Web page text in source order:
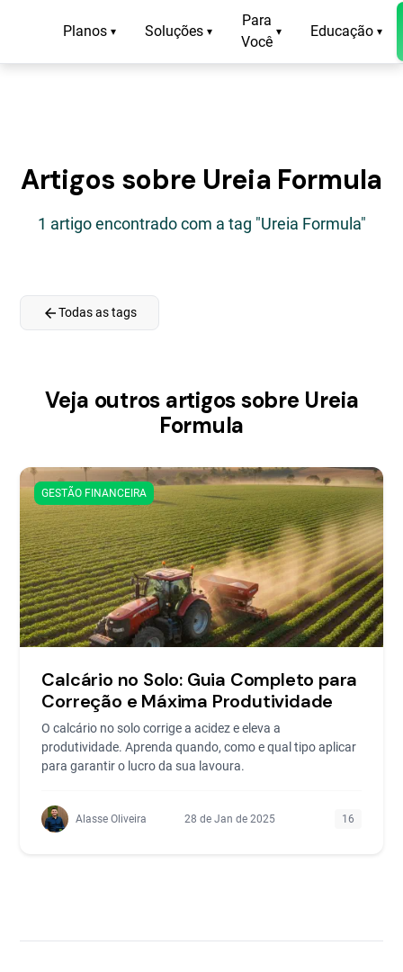
Planos ▾ Soluções ▾
Para
Você
▾ Educação ▾
Artigos sobre Ureia Formula
1 artigo encontrado com a tag "Ureia Formula"
arrow_backTodas as tags
Veja outros artigos sobre Ureia
Formula
GESTÃO FINANCEIRA
Calcário no Solo: Guia Completo para
Correção e Máxima Produtividade
O calcário no solo corrige a acidez e eleva a
produtividade. Aprenda quando, como e qual tipo aplicar
para garantir o lucro da sua lavoura.
Alasse Oliveira 28 de Jan de 2025 16